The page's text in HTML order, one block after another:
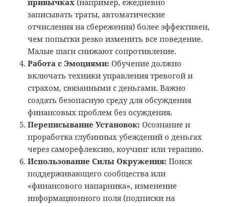
записывать траты, автоматические
отчисления на сбережения) более эффективен,
чем попытки резко изменить все поведение.
Малые шаги снижают сопротивление.
Работа с Эмоциями: Обучение должно
включать техники управления тревогой и
страхом, связанными с деньгами. Важно
создать безопасную среду для обсуждения
финансовых проблем без осуждения.
Переписывание Установок: Осознание и
проработка глубинных убеждений о деньгах
через саморефлексию, коучинг или терапию.
Использование Силы Окружения: Поиск
поддерживающего сообщества или
«финансового напарника», изменение
информационного поля (подписки на